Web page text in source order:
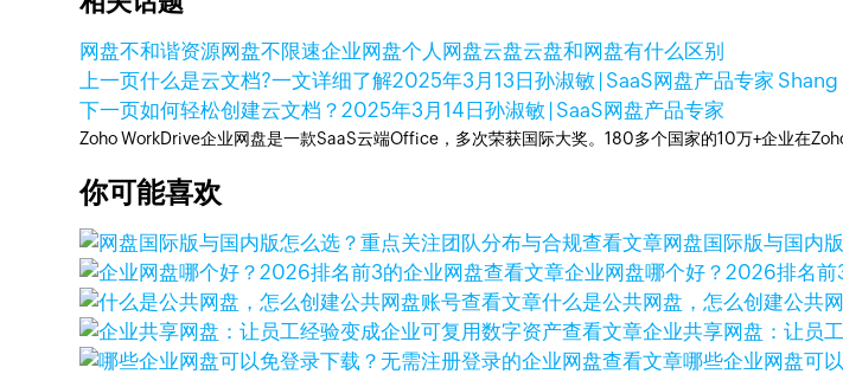
网盘不和谐资源网盘不限速企业网盘个人网盘云盘云盘和网盘有什么区别
上一页什么是云文档?一文详细了解2025年3月13日孙淑敏 | SaaS网盘产品专家 Shang
下一页如何轻松创建云文档？2025年3月14日孙淑敏 | SaaS网盘产品专家
Zoho WorkDrive企业网盘是一款SaaS云端Office，多次荣获国际大奖。180多个国家的10万+企业在
你可能喜欢
查看文章网盘国际版与国内
查看文章企业网盘哪个好？2026排名前
查看文章什么是公共网盘，怎么创建公共
查看文章企业共享网盘：让员
查看文章哪些企业网盘可